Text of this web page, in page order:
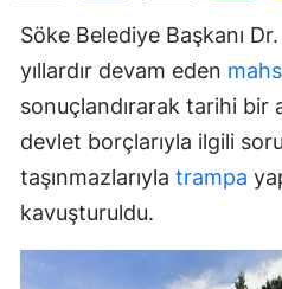
Söke Belediye Başkanı
yıllardır devam eden
sonuçlandırarak tarihi bir
devlet borçlarıyla ilgili
taşınmazlarıyla trampa
kavuşturuldu.